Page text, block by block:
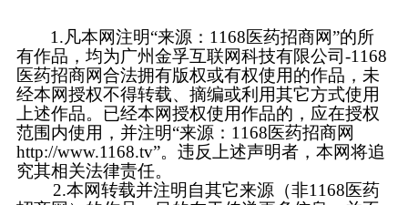
1.凡本网注明“来源：1168医药招商网”的所
有作品，均为广州金孚互联网科技有限公司-1168
医药招商网合法拥有版权或有权使用的作品，未
经本网授权不得转载、摘编或利用其它方式使用
上述作品。已经本网授权使用作品的，应在授权
范围内使用，并注明“来源：1168医药招商网
http://www.1168.tv”。违反上述声明者，本网将追
究其相关法律责任。
2.本网转载并注明自其它来源（非1168医药